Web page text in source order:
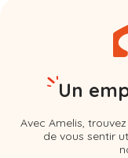
Un
Avec Amelis,
de vous sentir